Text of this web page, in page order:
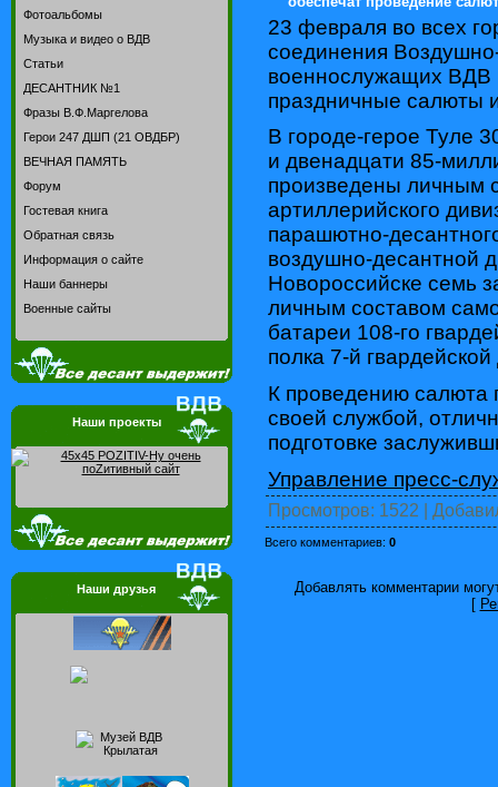
Фотоальбомы
Музыка и видео о ВДВ
Статьи
ДЕСАНТНИК №1
Фразы В.Ф.Маргелова
Герои 247 ДШП (21 ОВДБР)
ВЕЧНАЯ ПАМЯТЬ
Форум
Гостевая книга
Обратная связь
Информация о сайте
Наши баннеры
Военные сайты
Наши проекты
Наши друзья
23 февраля во всех
соединения
военнослужащих ВДВ
праздничные салюты
В городе-герое Туле
и двенадцати 85-
произведены личным
артиллерийского
парашютно-
воздушно-десантной
Новороссийске семь
личным составом
батареи 108-го
полка 7-й
К проведению
своей службой,
подготовке
Управление пресс-
Просмотров: 1522 |
Всего комментариев: 0
Добавлять комментарии
[